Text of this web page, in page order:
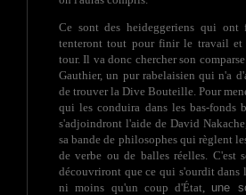
Ce sont des heideggeriens qui
tenteront tout pour finir le travail et
tour. Il va donc chercher son
Gauthier, un pur rabelaisien qui n'a
de trouver la Dive Bouteille. Pour
qui les conduira dans les bas-fonds
s'adjoindront l'aide de David
sa bande de philosophes qui règlent
de verbe ou de balles réelles. C'est
découvriront que ce qui s'ourdit dans
ni moins qu'un coup d'État, une